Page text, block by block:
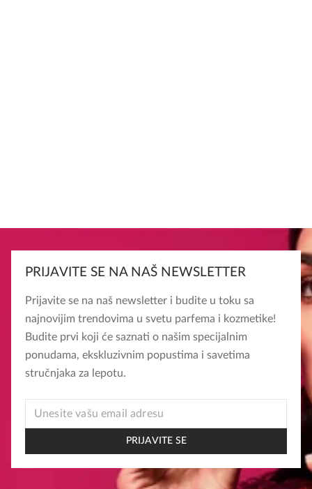
PRIJAVITE SE NA NAŠ NEWSLETTER
Prijavite se na naš newsletter i budite u toku sa
najnovijim trendovima u svetu parfema i kozmetike!
Budite prvi koji će saznati o našim specijalnim
ponudama, ekskluzivnim popustima i savetima
stručnjaka za lepotu.
EMAIL
PRIJAVITE SE